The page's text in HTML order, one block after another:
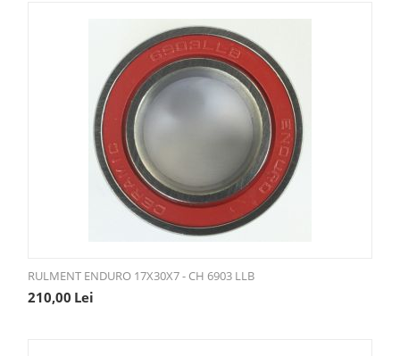
RULMENT ENDURO 17X30X7 - CH 6903 LLB
210,00 Lei